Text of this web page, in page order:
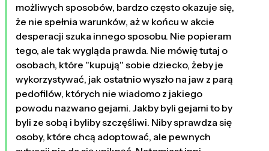
możliwych sposobów, bardzo często okazuje się,
że nie spełnia warunków, aż w końcu w akcie
desperacji szuka innego sposobu. Nie popieram
tego, ale tak wygląda prawda. Nie mówię tutaj o
osobach, które "kupują" sobie dziecko, żeby je
wykorzystywać, jak ostatnio wyszło na jaw z parą
pedofilów, których nie wiadomo z jakiego
powodu nazwano gejami. Jakby byli gejami to by
byli ze sobą i byliby szczęśliwi. Niby sprawdza się
osoby, które chcą adoptować, ale pewnych